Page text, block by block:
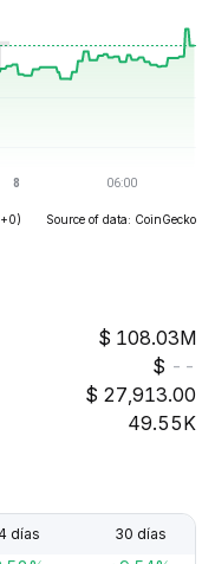
Source of data: CoinGecko
108.03M
--
27,913.00
49.55K
días 30 días